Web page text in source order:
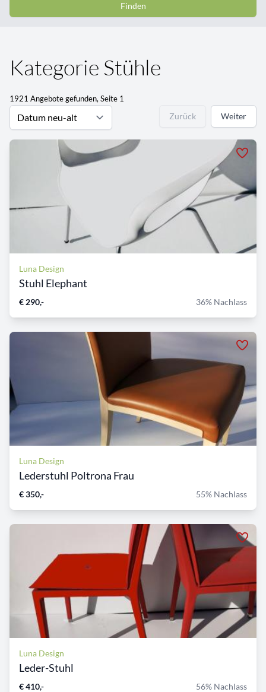
Finden
Kategorie Stühle
1921 Angebote gefunden, Seite 1
Zurück Weiter
Luna Design
Stuhl Elephant
€ 290,- 36% Nachlass
Luna Design
Lederstuhl Poltrona Frau
€ 350,- 55% Nachlass
Luna Design
Leder-Stuhl
€ 410,- 56% Nachlass